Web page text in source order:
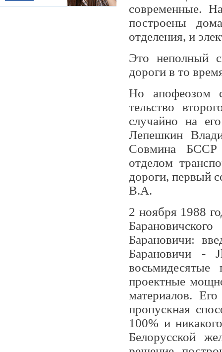
современные.
построены
отделения, и
Это неполный
дороги в то
Но апофеозом
тельство
случайно на
Лепешкин
Совмина БССР
отделом
дороги, первый
В.А.
2 ноября 1988
Барановичи:
Барановичи -
проектные
материалов.
пропускная
100% и
Белорусской